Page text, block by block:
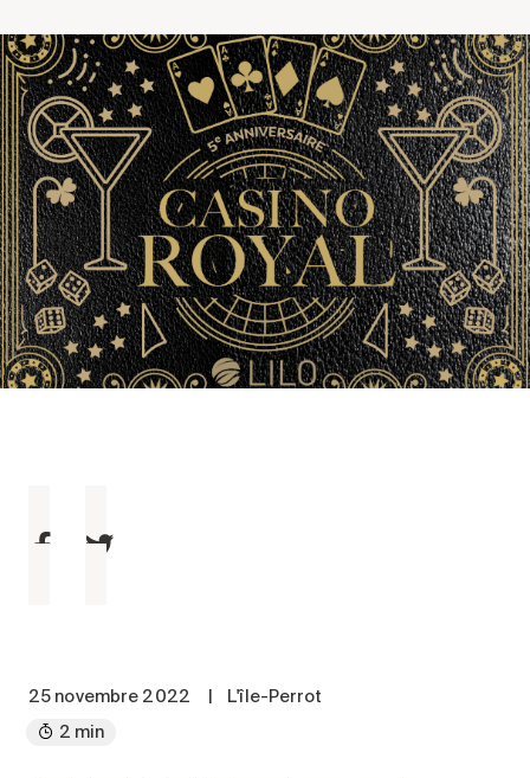
Faire le bon choix
Comprendre les coûts
Les 6 étapes de décision
Votre arrivée en résidence
Témoignages
Ce qui est inclus
Votre appartement
Aires communes
Activités
Commerces intégrés
Entretien
Courte durée
Notre approche
25 novembre 2022
L'île-Perrot
2 min